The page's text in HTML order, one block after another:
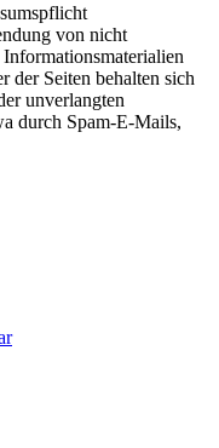
von nicht
der Seiten behalten sich
unverlangten
durch Spam-E-Mails,